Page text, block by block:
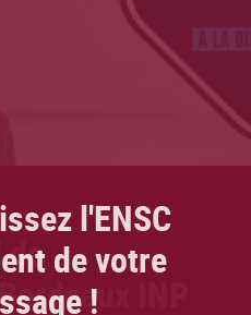
l'ENSC
de votre
!